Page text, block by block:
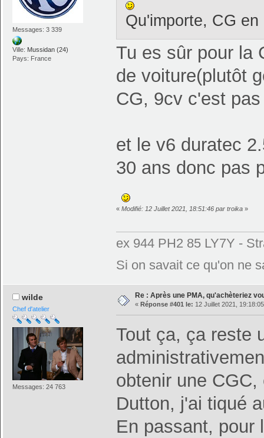
Messages: 3 339
Ville: Mussidan (24)
Pays: France
Qu'importe, CG
Tu es sûr pour la
de voiture(plutôt
CG, 9cv c'est
et le v6 duratec
30 ans donc pas
« Modifié: 12 Juillet 2021, 18:51:46 par troika»
ex 944 PH2 85 LY7Y -
Si on savait ce qu'on ne
wilde
Chef d'atelier
Messages: 24 763
Re : Après une PMA, qu'achèteriez
« Réponse #401 le: 12 Juillet 2021,
Tout ça, ça reste
obtenir une
Dutton, j'ai tiqué
En passant, pour